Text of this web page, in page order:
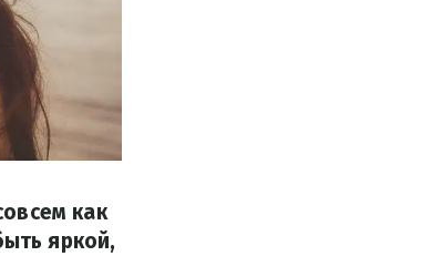
как
яркой,